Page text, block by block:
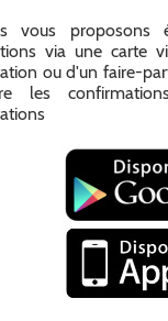
vous proposons
via une carte
ou d'un faire-
les